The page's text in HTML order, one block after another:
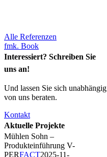
Alle Referenzen
fmk. Book
Interessiert? Schreiben Sie
uns an!
Und lassen Sie sich unabhängig
von uns beraten.
Kontakt
Aktuelle Projekte
Mühlen Sohn –
Produkteinführung V-
PERFACT2025-11-